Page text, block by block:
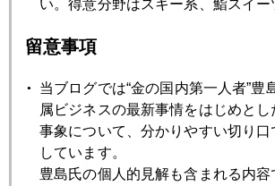
1月
7月 8月 9月 10月
2018年05月31日
い。得意分野はスキー系、鮨スイー
留意事項
当ブログでは“金の国内第一人者”豊
属ビジネスの最新事情をはじめと
事象について、分かりやすい切り
しています。
豊島氏の個人的見解も含まれる内